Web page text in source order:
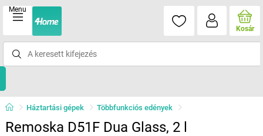
Menu
Kosár
Háztartási gépek Többfunkciós edények
Remoska D51F Dua Glass, 2 l